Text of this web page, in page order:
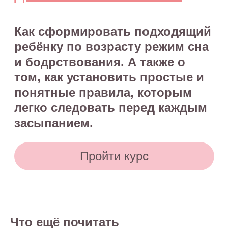
Что ещё почитать
материалов, представленных на сайте или данных
в процессе консультаций. Если состояние здоровья
вашего ребёнка вызывает у вас беспокойство,
наблюдаются проблемы сна, являющиеся
симптомом какого-либо заболевания,
незамедлительно обратитесь к врачу!
© 2015—2026 О СНЕ. ОНЛАЙН —
информационный портал о детском
и семейном сне